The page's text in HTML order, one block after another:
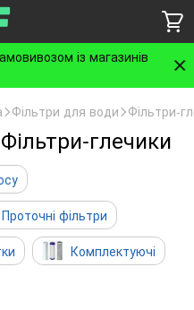
із магазинів
Фільтри для води Фільтри-
глечики
Проточні фільтри
Комплектуючі